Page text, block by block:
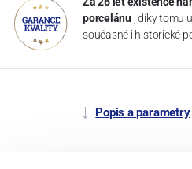
porcelánu , díky tomu
současné i historické
Popis a parametry